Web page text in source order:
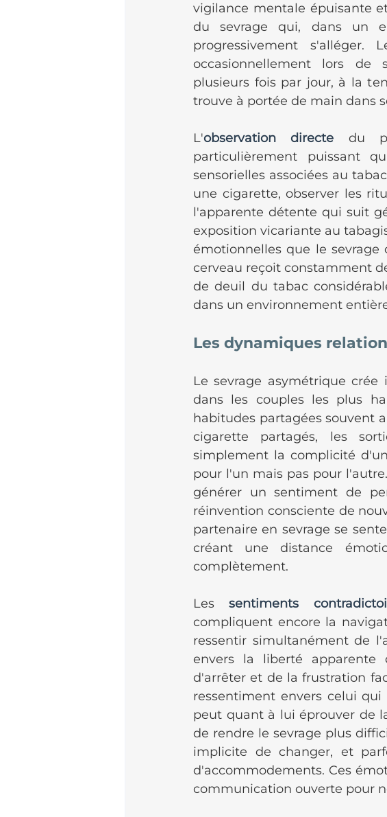
vigilance mentale épuisante
du sevrage qui, dans un
progressivement
occasionnellement lors de
plusieurs fois par jour, à la
trouve à portée de main dans
L'observation directe du
particulièrement puissant
sensorielles associées au
une cigarette, observer les
l'apparente détente qui suit
exposition vicariante au
émotionnelles que le
cerveau reçoit constamment
de deuil du tabac
dans un environnement
Les dynamiques
Le sevrage asymétrique
dans les couples les plus
habitudes partagées souvent
cigarette partagés, les
simplement la complicité
pour l'un mais pas pour
générer un sentiment de
réinvention consciente de
partenaire en sevrage se
créant une distance
complètement.
Les sentiments
compliquent encore la
ressentir simultanément de
envers la liberté apparente
d'arrêter et de la frustration
ressentiment envers celui
peut quant à lui éprouver de
de rendre le sevrage plus
implicite de changer, et
d'accommodements. Ces
communication ouverte pour